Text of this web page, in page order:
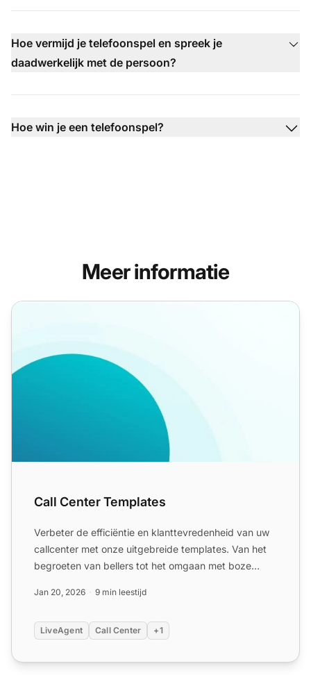
Hoe vermijd je telefoonspel en spreek je
daadwerkelijk met de persoon?
Hoe win je een telefoonspel?
Meer informatie
Call Center Templates
Call Center Templates
Verbeter de efficiëntie en klanttevredenheid van uw
callcenter met onze uitgebreide templates. Van het
begroeten van bellers tot het omgaan met boze
Jan 20, 2026 9 min leestijd
LiveAgent Call Center +1